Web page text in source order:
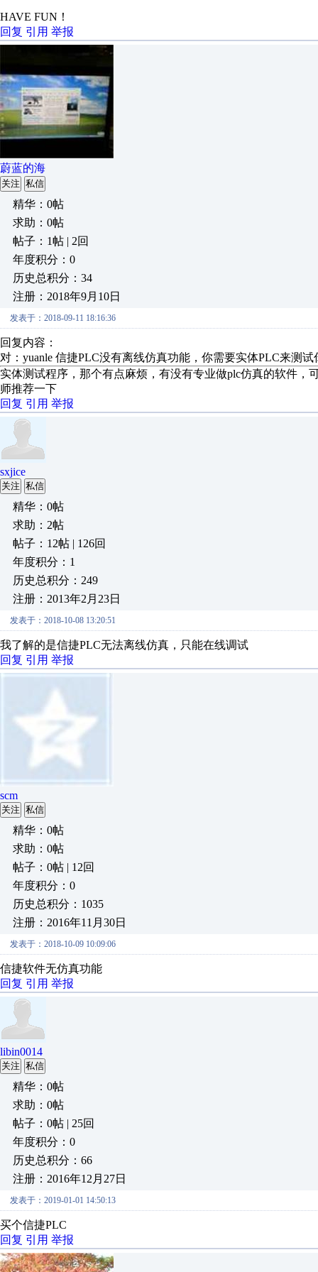
HAVE FUN！
回复 引用 举报
蔚蓝的海
关注 私信
精华：0帖
求助：0帖
帖子：1帖 | 2回
年度积分：0
历史总积分：34
注册：2018年9月10日
发表于：2018-09-11 18:16:36
回复内容：
对：yuanle 信捷PLC没有离线仿真功能，你需要实体PLC来
实体测试程序，那个有点麻烦，有没有专业做plc仿真的软件
师推荐一下
回复 引用 举报
sxjice
关注 私信
精华：0帖
求助：2帖
帖子：12帖 | 126回
年度积分：1
历史总积分：249
注册：2013年2月23日
发表于：2018-10-08 13:20:51
我了解的是信捷PLC无法离线仿真，只能在线调试
回复 引用 举报
scm
关注 私信
精华：0帖
求助：0帖
帖子：0帖 | 12回
年度积分：0
历史总积分：1035
注册：2016年11月30日
发表于：2018-10-09 10:09:06
信捷软件无仿真功能
回复 引用 举报
libin0014
关注 私信
精华：0帖
求助：0帖
帖子：0帖 | 25回
年度积分：0
历史总积分：66
注册：2016年12月27日
发表于：2019-01-01 14:50:13
买个信捷PLC
回复 引用 举报